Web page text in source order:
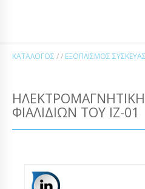
ΚΑΤΆΛΟΓΟΣ / / ΕΞΟΠΛΙΣΜΌΣ
ΦΙΑΛΙΔΊΩΝ ΤΟΥ ΙΖ-01